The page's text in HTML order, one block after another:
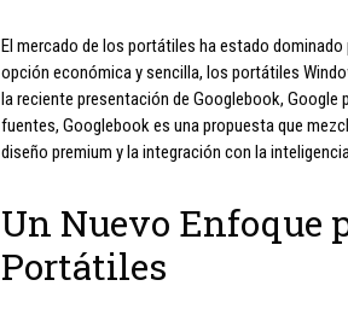
El mercado de los portátiles ha estado
opción económica y sencilla, los portátiles
la reciente presentación de Googlebook, Google
fuentes, Googlebook es una propuesta que
diseño premium y la integración con la
Un Nuevo Enfoque
Portátiles